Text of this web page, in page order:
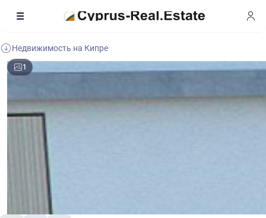
Недвижимость на Кипре
1